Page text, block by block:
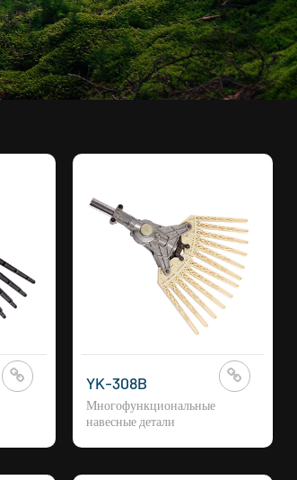
YK-308B
Многофункциональные
навесные детали